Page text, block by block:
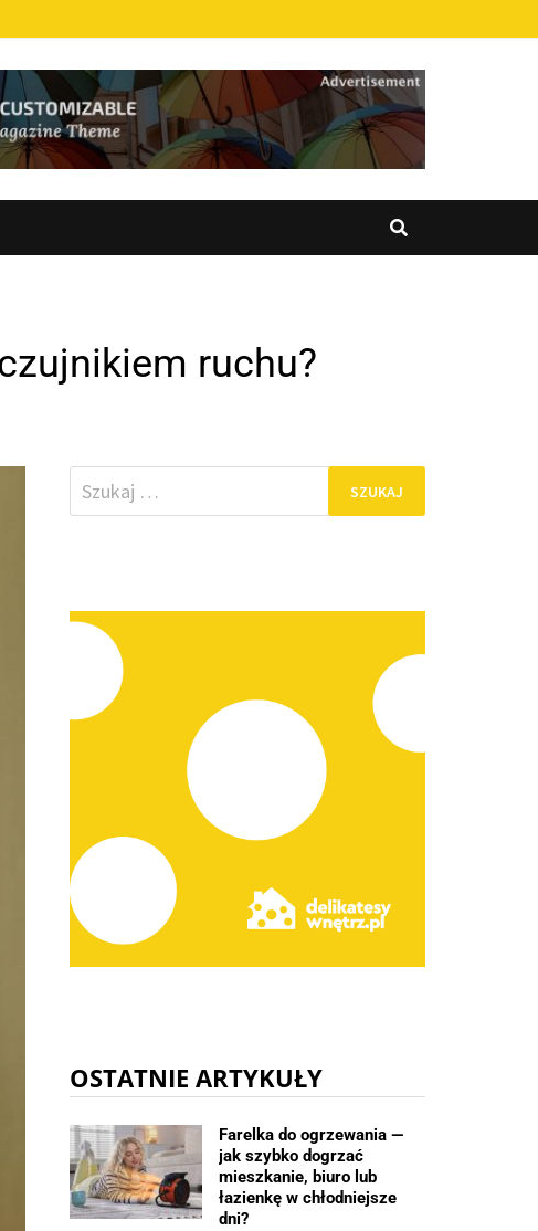
ruchu?
Szukaj:
OSTATNIE ARTYKUŁY
Farelka do ogrzewania —
jak szybko dogrzać
mieszkanie, biuro lub
łazienkę w chłodniejsze
dni?